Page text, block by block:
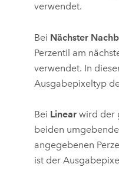
verwendet.
Bei Nächster
Perzentil am
verwendet. In
Ausgabepixeltyp
Bei Linear wird der
beiden
angegebenen
ist der